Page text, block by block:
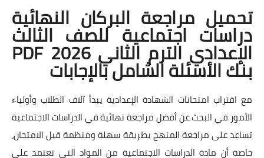
صحة
تحميل مراجعة البركان النهائية
دراسات اجتماعية للصف الثالث
الإعدادي الترم الثاني 2026 PDF
بنك الأسئلة الشامل بالإجابات
مع اقتراب امتحانات الشهادة الإعدادية يبدأ آلاف الطلاب وأولياء
الأمور في البحث عن أفضل مراجعة نهائية في الدراسات الاجتماعية
تساعد على مراجعة المنهج بطريقة سهلة ومنظمة قبل الامتحان،
خاصة أن مادة الدراسات الاجتماعية من المواد التي تعتمد على